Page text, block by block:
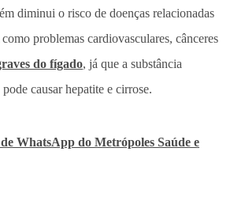
diminui o risco de doenças relacionadas
problemas cardiovasculares, cânceres
do fígado, já que a substância
causar hepatite e cirrose.
WhatsApp do Metrópoles Saúde e